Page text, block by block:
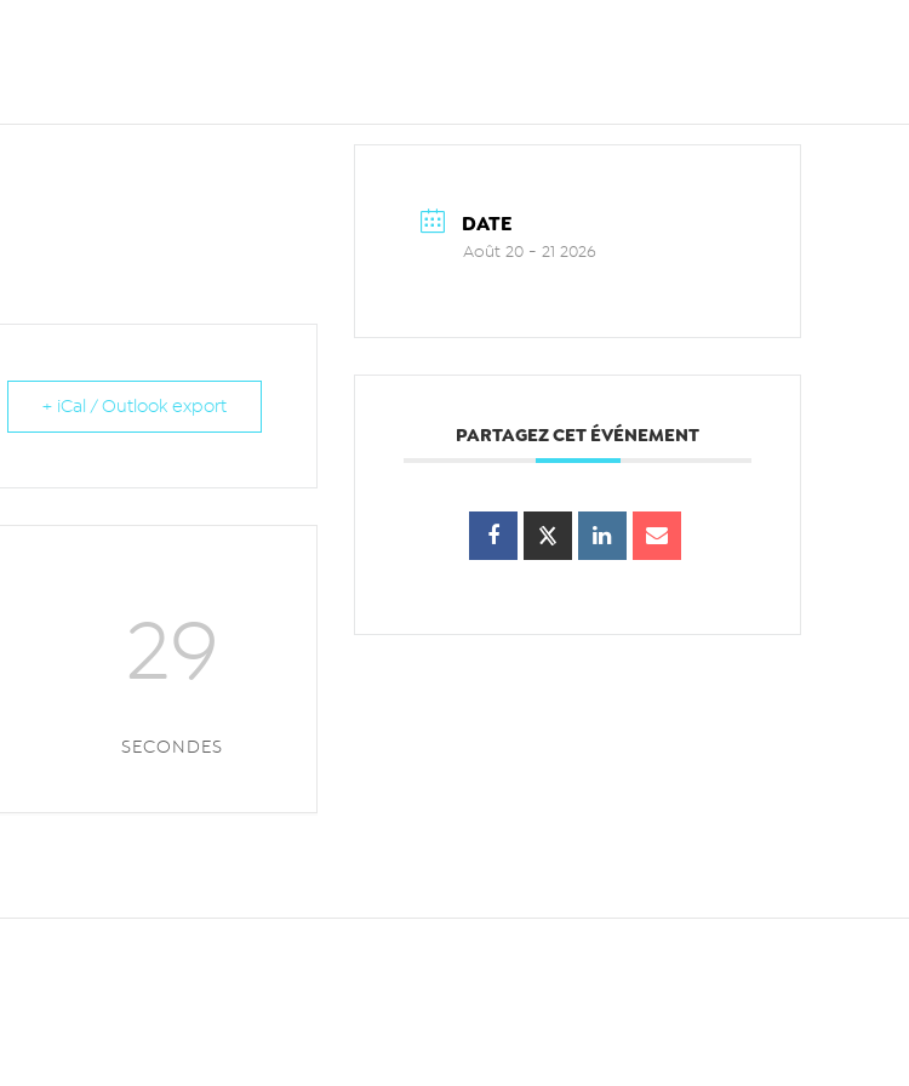
+ iCal / Outlook export
29
SECONDES
DATE
Août 20 - 21 2026
PARTAGEZ CET ÉVÉNEMENT